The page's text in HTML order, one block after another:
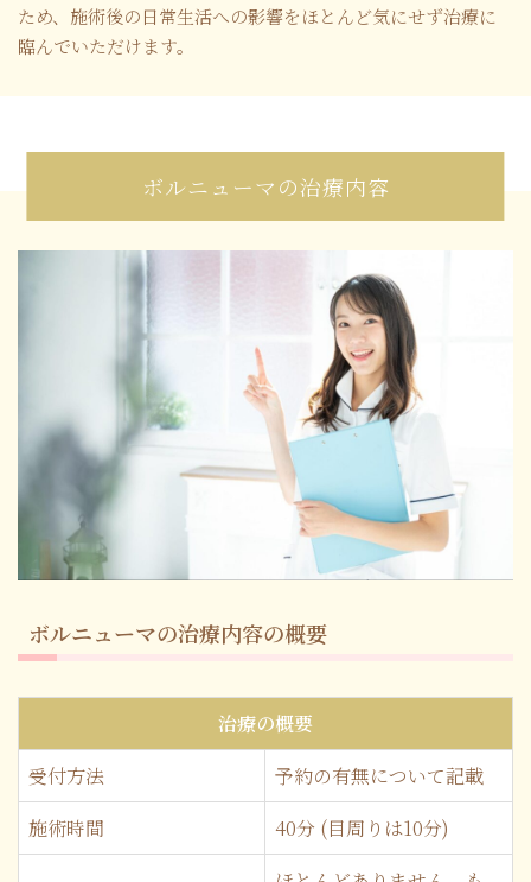
ため、施術後の日常生活への影響をほとんど気にせず治療に
臨んでいただけます。
ボルニューマの治療内容
ボルニューマの治療内容の概要
治療の概要
受付方法
予約の有無について記載
施術時間
40分 (目周りは10分)